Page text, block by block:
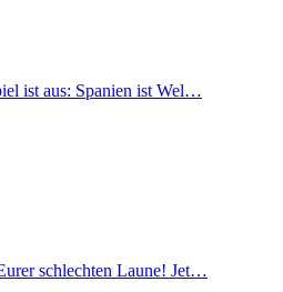
ist aus: Spanien ist Wel…
schlechten Laune! Jet…